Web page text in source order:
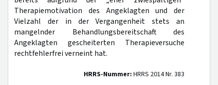
Therapiemotivation des Angeklagten und der
Vielzahl der in der Vergangenheit stets an
mangelnder Behandlungsbereitschaft des
Angeklagten gescheiterten Therapieversuche
rechtfehlerfrei verneint hat.
HRRS-Nummer: HRRS 2014 Nr. 383